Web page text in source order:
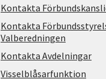
Kontakta
Kontakta
Valberedningen
Kontakta Avdelningar
Visselblåsarfunktion